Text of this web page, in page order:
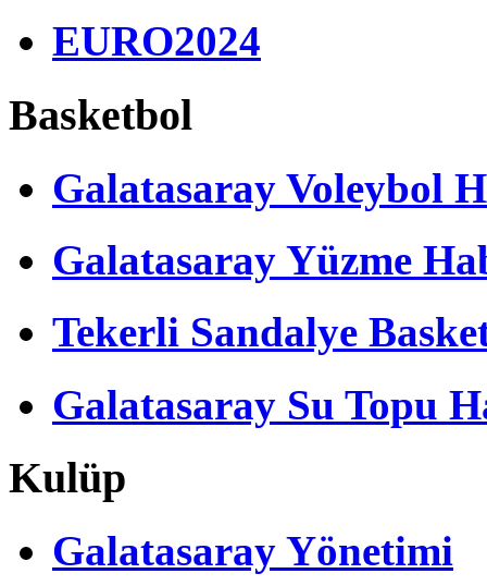
EURO2024
Basketbol
Galatasaray Voleybol
Galatasaray Yüzme
Tekerli Sandalye
Galatasaray Su Topu
Kulüp
Galatasaray Yönetimi